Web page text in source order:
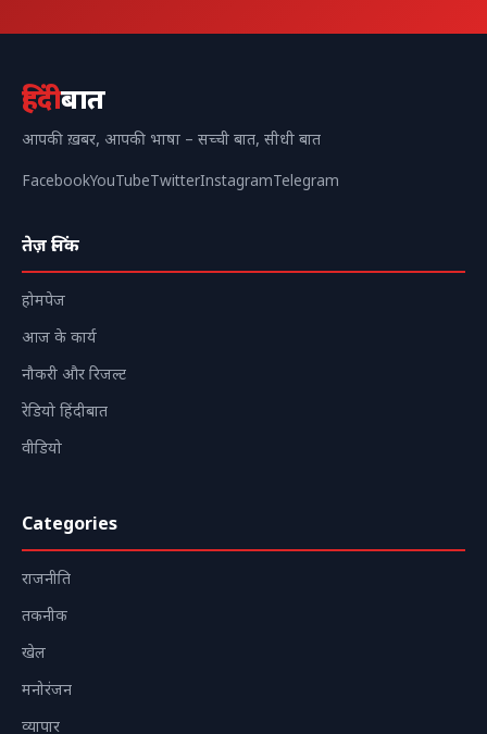
हिंदीबात
आपकी ख़बर, आपकी भाषा – सच्ची बात, सीधी बात
FacebookYouTubeTwitterInstagramTelegram
तेज़ लिंक
होमपेज
आज के कार्य
नौकरी और रिजल्ट
रेडियो हिंदीबात
वीडियो
Categories
राजनीति
तकनीक
खेल
मनोरंजन
व्यापार